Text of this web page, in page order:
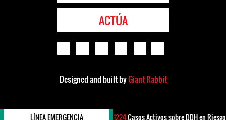
ACTÚA
Designed and built byGiant Rabbit
LÍNEA EMERGENCIA 1224Casos Activos sobre DDH en Riesgo